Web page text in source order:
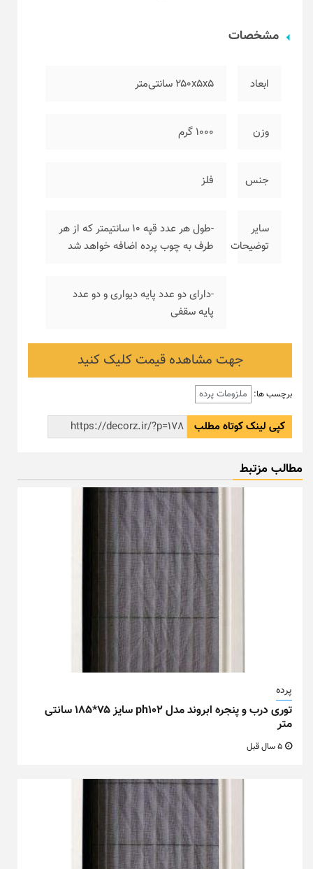
مشخصات
ابعاد ۲۵۰x5x5 سانتی‌متر
وزن ۱۰۰۰ گرم
جنس فلز
سایر
توضیحات
-طول هر عدد قپه ۱۰ سانتیمتر که از هر
طرف به چوب پرده اضافه خواهد شد
-دارای دو عدد پایه دیواری و دو عدد
پایه سقفی
جهت مشاهده قیمت کلیک کنید
برچسب ها: ملزومات پرده
کپی لینک کوتاه مطلب
مطالب مزتبط
پرده
توری درب و پنجره ابروند مدل ph102 سایز ۷۵*۱۸۵ سانتی
متر